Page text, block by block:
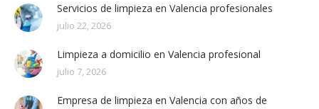
Servicios de limpieza en Valencia profesionales
julio 22, 2026
Limpieza a domicilio en Valencia profesional
julio 7, 2026
Empresa de limpieza en Valencia con años de